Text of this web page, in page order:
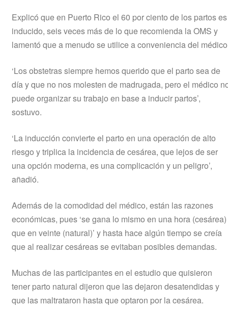
Explicó que en Puerto Rico el 60 por ciento de los partos es
inducido, seis veces más de lo que recomienda la OMS y
lamentó que a menudo se utilice a conveniencia del
‘Los obstetras siempre hemos querido que el parto sea de
día y que no nos molesten de madrugada, pero el médico
puede organizar su trabajo en base a inducir partos’,
sostuvo.
‘La inducción convierte el parto en una operación de alto
riesgo y triplica la incidencia de cesárea, que lejos de ser
una opción moderna, es una complicación y un peligro’,
añadió.
Además de la comodidad del médico, están las razones
económicas, pues ‘se gana lo mismo en una hora (cesárea)
que en veinte (natural)’ y hasta hace algún tiempo se creía
que al realizar cesáreas se evitaban posibles demandas.
Muchas de las participantes en el estudio que quisieron
tener parto natural dijeron que las dejaron desatendidas y
que las maltrataron hasta que optaron por la cesárea.